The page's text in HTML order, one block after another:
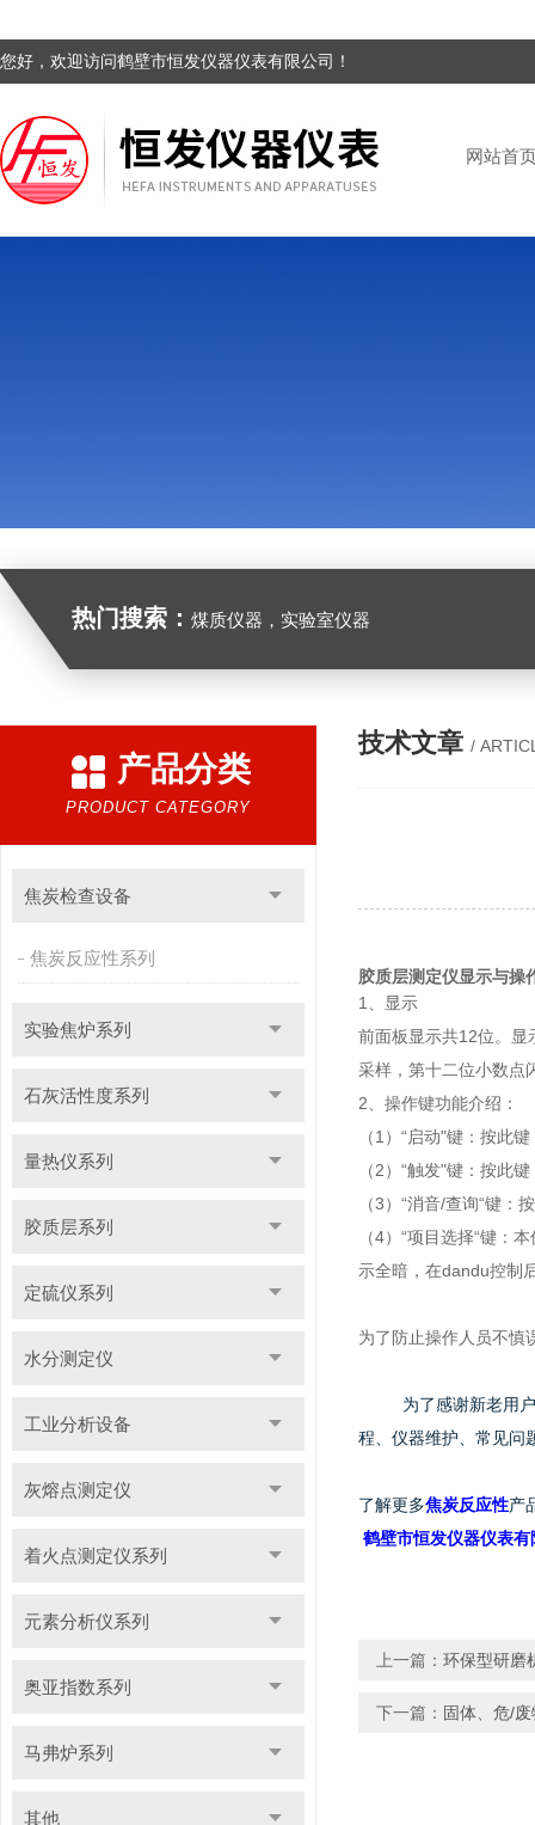
您好，欢迎访问鹤壁市恒发仪器仪表有限公司！
网站首
热门搜索： 煤质仪器，实验室仪器
产品分类
PRODUCT CATEGORY
焦炭检查设备
焦炭反应性系列
实验焦炉系列
石灰活性度系列
量热仪系列
胶质层系列
定硫仪系列
水分测定仪
工业分析设备
灰熔点测定仪
着火点测定仪系列
元素分析仪系列
奥亚指数系列
马弗炉系列
其他
技术文章 /
胶质层测定仪显示与操
1、显示
前面板显示共12位。显
采样，第十二位小数点
2、操作键功能介绍：
（1）“启动"键：按此
（2）“触发"键：按此键
（3）“消音/查询“键
（4）“项目选择“键：
示全暗，在dandu控制
为了防止操作人员不慎
为了感谢新老用
程、仪器维护、常见问
了解更多焦炭反应性产
鹤壁市恒发仪器仪表有
上一篇： 环保型研磨
下一篇： 固体、危/